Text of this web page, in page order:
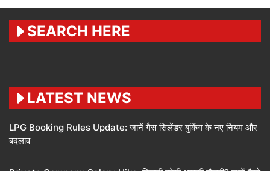
SEARCH HERE
LATEST NEWS
LPG Booking Rules Update: जानें गैस सिलेंडर बुकिंग के नए नियम और
बदलाव